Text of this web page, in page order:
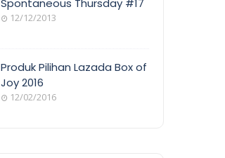
Spontaneous Thursday #17
12/12/2013
Produk Pilihan Lazada Box of
Joy 2016
12/02/2016